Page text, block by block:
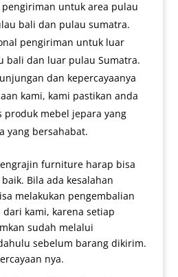
pengiriman untuk area pulau
bali dan pulau sumatra.
pengiriman untuk luar
bali dan luar pulau Sumatra.
dan kepercayaanya
kami, kami pastikan anda
produk mebel jepara yang
yang bersahabat.
furniture harap bisa
Bila ada kesalahan
melakukan pengembalian
kami, karena setiap
sudah melalui
sebelum barang dikirim.
nya.